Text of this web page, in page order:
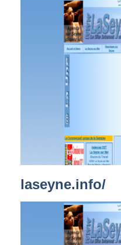
laseyne.info/